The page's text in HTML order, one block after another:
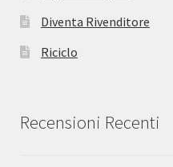
Diventa Rivenditore
Riciclo
Recensioni Recenti